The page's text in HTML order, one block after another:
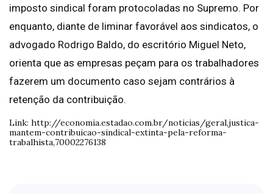
imposto sindical foram protocoladas no Supremo. Por
enquanto, diante de liminar favorável aos sindicatos, o
advogado Rodrigo Baldo, do escritório Miguel Neto,
orienta que as empresas peçam para os trabalhadores
fazerem um documento caso sejam contrários à
retenção da contribuição.
Link: http://economia.estadao.com.br/noticias/geral,justica-
mantem-contribuicao-sindical-extinta-pela-reforma-
trabalhista,70002276138